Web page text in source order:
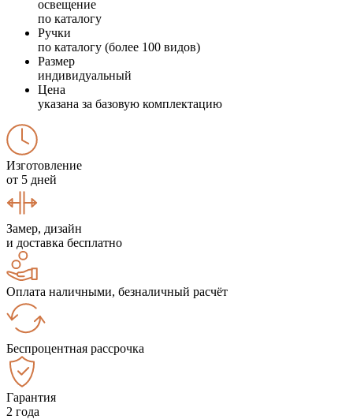
освещение
по каталогу
Ручки
по каталогу (более 100 видов)
Размер
индивидуальный
Цена
указана за базовую комплектацию
Изготовление
от 5 дней
Замер, дизайн
и доставка бесплатно
Оплата наличными, безналичный расчёт
Беспроцентная рассрочка
Гарантия
2 года